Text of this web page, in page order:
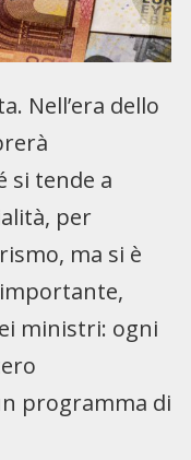
Nell’era dello
si tende a
per
ma si è
ministri: ogni
programma di